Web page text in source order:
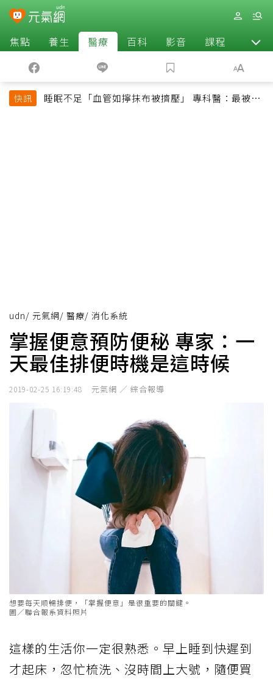
焦點 養生 醫療 百科 影音 課程 退休
快訊
睡眠不足「血管如擰抹布被擠壓」 專科醫：最被忽
udn/ 元氣網/ 醫療/ 消化系統
掌握便意預防便秘 專家：一
天最佳排便時機是這時候
2019-02-25 16:19:48 元氣網 ／ 綜合報導
想要每天順暢排便，「掌握便意」是很重要的關鍵。
圖／聯合報系資料照片
這樣的生活你一定很熟悉。早上睡到快遲到
才起床，忽忙梳洗、沒時間上大號，隨便買